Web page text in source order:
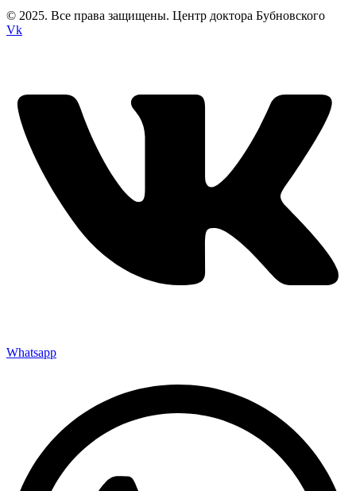
© 2025. Все права защищены. Центр доктора Бубновского
Vk
Whatsapp